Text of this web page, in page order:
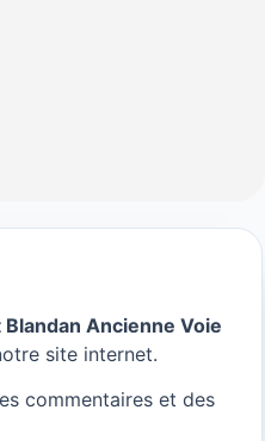
Ancienne Voie
site internet.
commentaires et des